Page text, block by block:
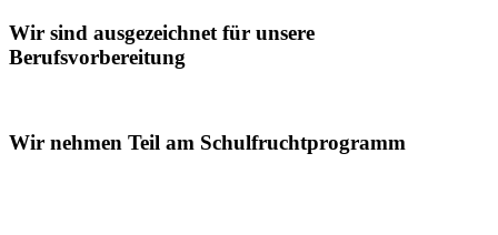
Wir sind ausgezeichnet für unsere
Berufsvorbereitung
Wir nehmen Teil am Schulfruchtprogramm